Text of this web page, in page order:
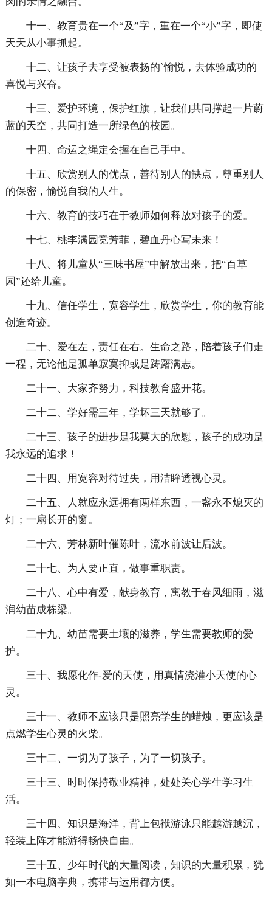
十一、教育贵在一个“及”字，重在一个“小”字，即使
天天从小事抓起。
十二、让孩子去享受被表扬的`愉悦，去体验成功的
喜悦与兴奋。
十三、爱护环境，保护红旗，让我们共同撑起一片蔚
蓝的天空，共同打造一所绿色的校园。
十四、命运之绳定会握在自己手中。
十五、欣赏别人的优点，善待别人的缺点，尊重别人
的保密，愉悦自我的人生。
十六、教育的技巧在于教师如何释放对孩子的爱。
十七、桃李满园竞芳菲，碧血丹心写未来！
十八、将儿童从“三味书屋”中解放出来，把“百草
园”还给儿童。
十九、信任学生，宽容学生，欣赏学生，你的教育能
创造奇迹。
二十、爱在左，责任在右。生命之路，陪着孩子们走
一程，无论他是孤单寂寞抑或是踌躇满志。
二十一、大家齐努力，科技教育盛开花。
二十二、学好需三年，学坏三天就够了。
二十三、孩子的进步是我莫大的欣慰，孩子的成功是
我永远的追求！
二十四、用宽容对待过失，用洁眸透视心灵。
二十五、人就应永远拥有两样东西，一盏永不熄灭的
灯；一扇长开的窗。
二十六、芳林新叶催陈叶，流水前波让后波。
二十七、为人要正直，做事重职责。
二十八、心中有爱，献身教育，寓教于春风细雨，滋
润幼苗成栋梁。
二十九、幼苗需要土壤的滋养，学生需要教师的爱
护。
三十、我愿化作-爱的天使，用真情浇灌小天使的心
灵。
三十一、教师不应该只是照亮学生的蜡烛，更应该是
点燃学生心灵的火柴。
三十二、一切为了孩子，为了一切孩子。
三十三、时时保持敬业精神，处处关心学生学习生
活。
三十四、知识是海洋，背上包袱游泳只能越游越沉，
轻装上阵才能游得畅快自由。
三十五、少年时代的大量阅读，知识的大量积累，犹
如一本电脑字典，携带与运用都方便。